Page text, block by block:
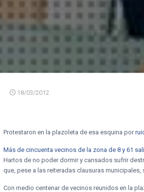
18/03/2012
Protestaron en la plazoleta de esa esquina por
Más de cincuenta vecinos de la zona de 8 y 61
Hartos de no poder dormir y cansados sufrir
que, pese a las reiteradas clausuras
Con medio centenar de vecinos reunidos en la